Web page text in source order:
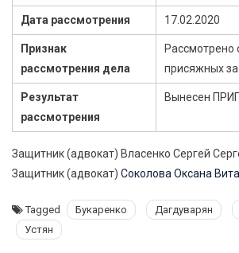
Дата рассмотрения 17.02.2020
Признак
рассмотрения дела
Рассмотрено
присяжных
Результат
рассмотрения
Вынесен
Защитник (адвокат) Власенко Сергей
Защитник (адвокат) Соколова Оксана
Tagged Букаренко Дагдуварян
Устян